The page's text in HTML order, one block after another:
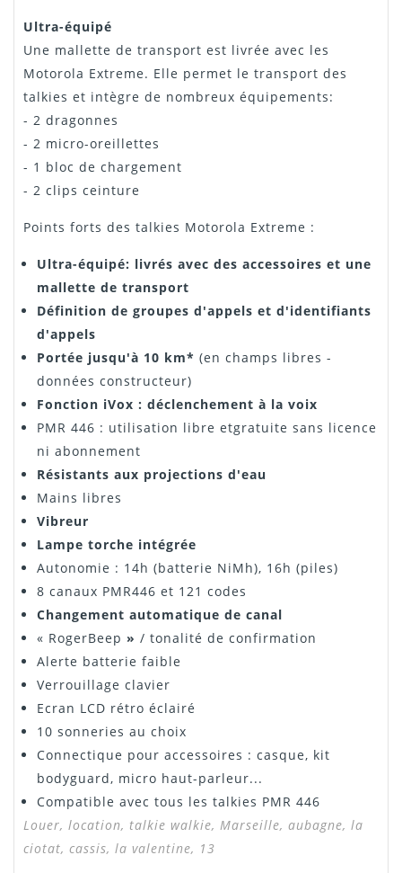
Ultra-équipé
Une mallette de transport est livrée avec les
Motorola Extreme. Elle permet le transport des
talkies et intègre de nombreux équipements:
- 2 dragonnes
- 2 micro-oreillettes
- 1 bloc de chargement
- 2 clips ceinture
Points forts des talkies Motorola Extreme :
Ultra-équipé: livrés avec des accessoires et une
mallette de transport
Définition de groupes d'appels et d'identifiants
d'appels
Portée jusqu'à 10 km* (en champs libres -
données constructeur)
Fonction iVox : déclenchement à la voix
PMR 446 : utilisation libre etgratuite sans licence
ni abonnement
Résistants aux projections d'eau
Mains libres
Vibreur
Lampe torche intégrée
Autonomie : 14h (batterie NiMh), 16h (piles)
8 canaux PMR446 et 121 codes
Changement automatique de canal
« RogerBeep » / tonalité de confirmation
Alerte batterie faible
Verrouillage clavier
Ecran LCD rétro éclairé
10 sonneries au choix
Connectique pour accessoires : casque, kit
bodyguard, micro haut-parleur...
Compatible avec tous les talkies PMR 446
Louer, location, talkie walkie, Marseille, aubagne, la
ciotat, cassis, la valentine, 13